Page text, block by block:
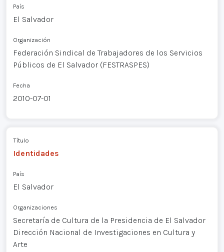
País
El Salvador
Organización
Federación Sindical de Trabajadores de los Servicios
Públicos de El Salvador (FESTRASPES)
Fecha
2010-07-01
Título
Identidades
País
El Salvador
Organizaciones
Secretaría de Cultura de la Presidencia de El Salvador
Dirección Nacional de Investigaciones en Cultura y
Arte